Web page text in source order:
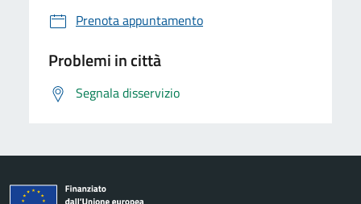
Prenota appuntamento
Problemi in città
Segnala disservizio